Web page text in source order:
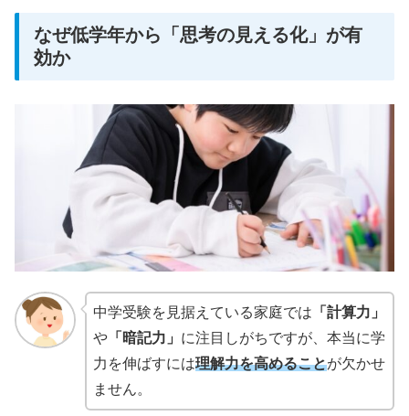
なぜ低学年から「思考の見える化」が有
効か
中学受験を見据えている家庭では 「計算力」
や「暗記力」 に注目しがちですが、本当に学
力を伸ばすには理解力を高めることが欠かせ
ません。